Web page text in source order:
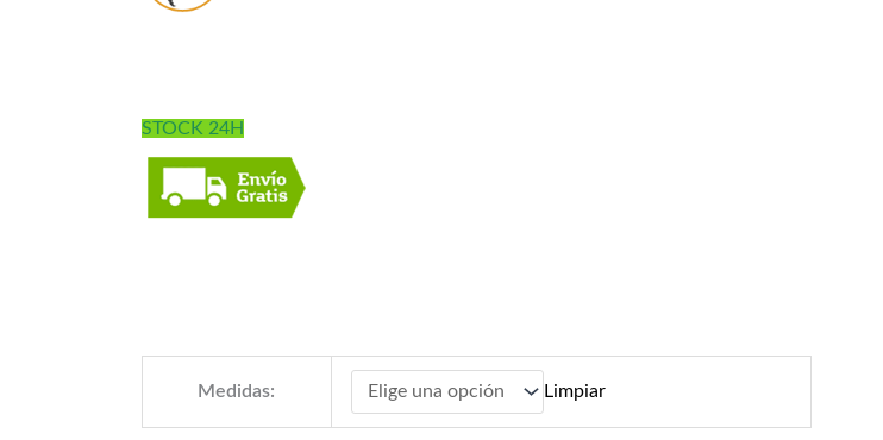
STOCK 24H
Medidas: Limpiar